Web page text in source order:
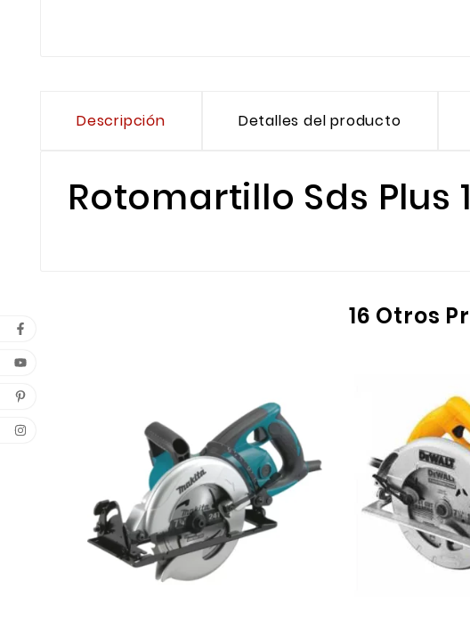
Descripción Detalles del producto
Rotomartillo Sds Plus
16 Otros